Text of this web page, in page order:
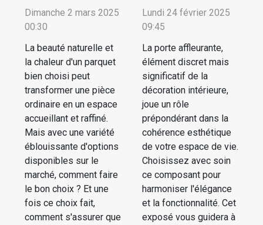
Dimanche 2 mars 2025
00:30
La beauté naturelle et
la chaleur d'un parquet
bien choisi peut
transformer une pièce
ordinaire en un espace
accueillant et raffiné.
Mais avec une variété
éblouissante d'options
disponibles sur le
marché, comment faire
le bon choix ? Et une
fois ce choix fait,
comment s'assurer que
Lundi 24 février 2025
09:45
La porte affleurante,
élément discret mais
significatif de la
décoration intérieure,
joue un rôle
prépondérant dans la
cohérence esthétique
de votre espace de vie.
Choisissez avec soin
ce composant pour
harmoniser l'élégance
et la fonctionnalité. Cet
exposé vous guidera à